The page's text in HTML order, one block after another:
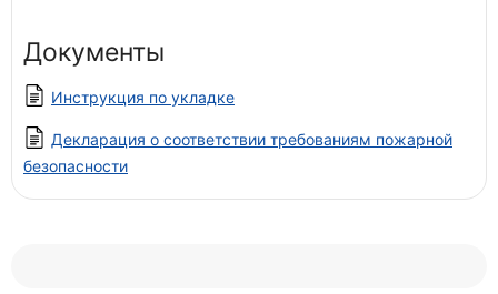
Документы
Инструкция по укладке
Декларация о соответствии требованиям пожарной
безопасности